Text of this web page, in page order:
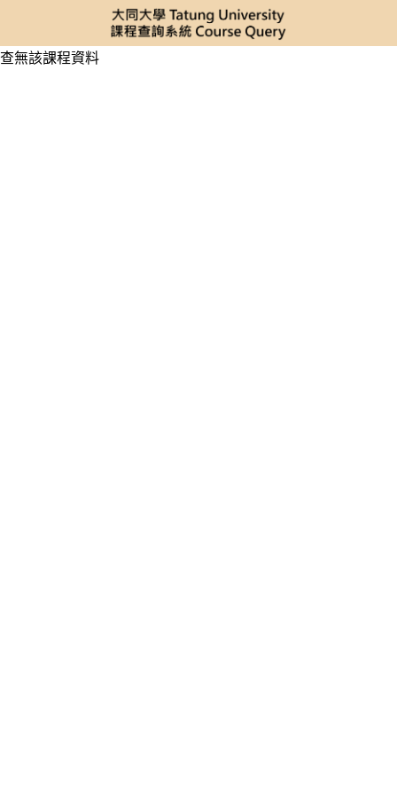
查無該課程資料